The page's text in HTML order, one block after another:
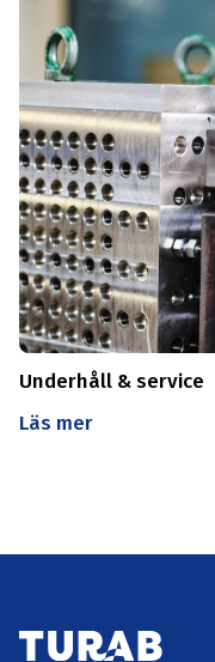
Underhåll & service
Läs mer